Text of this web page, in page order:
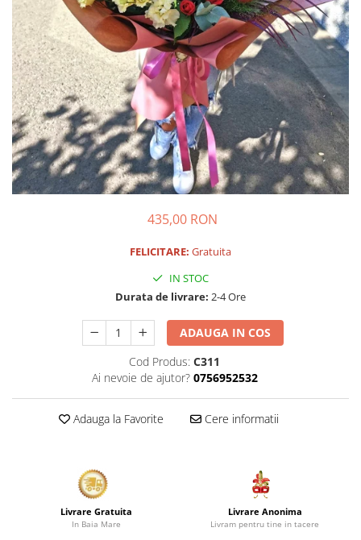
435,00 RON
FELICITARE: Gratuita
IN STOC
Durata de livrare: 2-4 Ore
ADAUGA IN COS
Cod Produs: C311
Ai nevoie de ajutor? 0756952532
Adauga la Favorite Cere informatii
Livrare Gratuita
In Baia Mare
Livrare Anonima
Livram pentru tine in tacere